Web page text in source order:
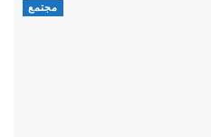
مجتمع